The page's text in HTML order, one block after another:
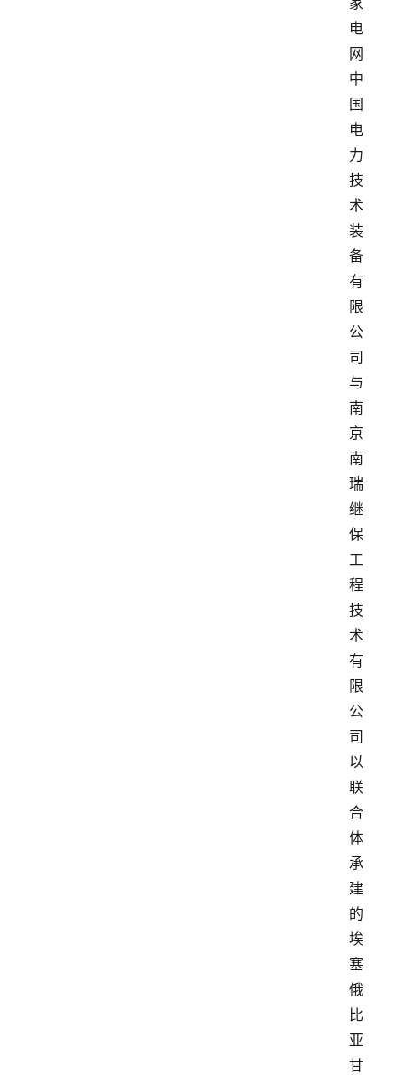
电
网
中
国
电
力
技
术
装
备
有
限
公
司
与
南
京
南
瑞
继
保
工
程
技
术
有
限
公
司
以
联
合
体
承
建
的
埃
塞
俄
比
亚
甘